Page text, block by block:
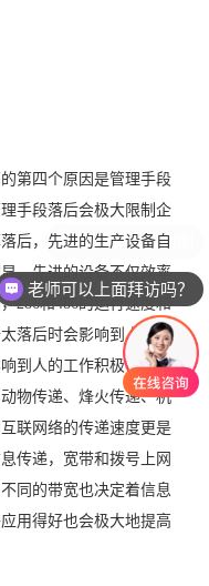
第四个原因是管理手段
手段落后会极大限制企
后，先进的生产设备自
，先进的设备不仅效率
286和486的运行速度和
落后时会影响到人的情
到人的工作积极性。同
物传递、烽火传递、机
联网络的传递速度更是
传递，宽带和拨号上网
同的带宽也决定着信息
用得好也会极大地提高
老师可以上面拜访吗？